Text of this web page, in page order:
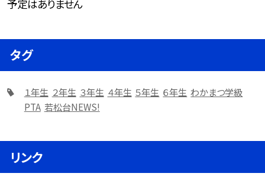
予定はありません
タグ
１年生 ２年生 ３年生 ４年生 ５年生 ６年生 わかまつ学級
PTA 若松台NEWS!
リンク